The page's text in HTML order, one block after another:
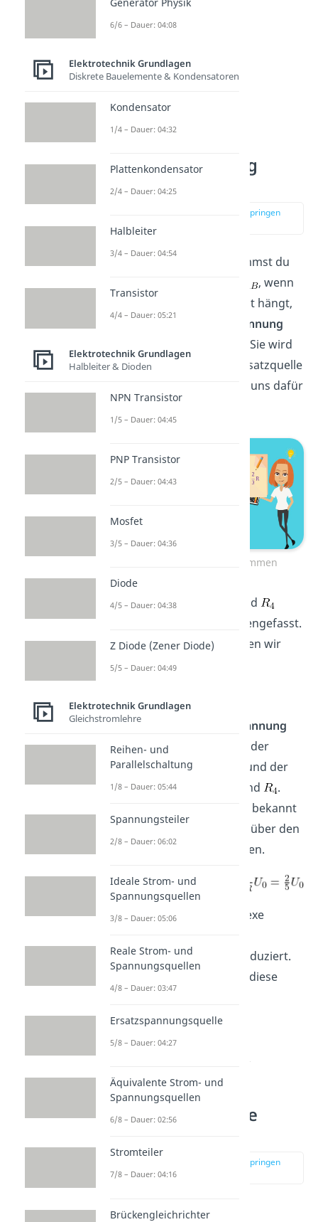
Leerlaufspannung
berechnen
zur Stelle im Video springen
Im nächsten Schritt bestimmst du
, wenn
an den Klemmen keine Last hängt,
wird diese als
Leerlaufspannung
der Schaltung bezeichnet. Sie wird
der Spannung
deiner Ersatzquelle
entsprechen. Wir schauen uns dafür
folgende Schaltung an:
Leerlaufspannung bestimmen
Die Widerstände
und
haben wir schon zusammengefasst.
Und dieses Ergebnis können wir
jetzt verwenden.
Die gesuchte
Klemmenspannung
liegt in diesem Fall an der
Parallelschaltung
und der
Reihenschaltung aus
und
.
bekannt
ist, kannst du
einfach über den
Spannungsteiler
bestimmen.
Damit hast du eine komplexe
Ersatzspannungsquelle
reduziert.
Zusammengefasst gilt für diese
Schaltung also.
Ersatzstromquelle
zur Stelle im Video springen
(03:34)
Alternativ zur
6/6 – Dauer: 04:08
Elektrotechnik Grundlagen
Diskrete Bauelemente & Kondensatoren
Kondensator
1/4 – Dauer: 04:32
Plattenkondensator
2/4 – Dauer: 04:25
Halbleiter
3/4 – Dauer: 04:54
Transistor
4/4 – Dauer: 05:21
Elektrotechnik Grundlagen
Halbleiter & Dioden
NPN Transistor
1/5 – Dauer: 04:45
PNP Transistor
2/5 – Dauer: 04:43
Mosfet
3/5 – Dauer: 04:36
Diode
4/5 – Dauer: 04:38
Z Diode (Zener Diode)
5/5 – Dauer: 04:49
Elektrotechnik Grundlagen
Gleichstromlehre
Reihen- und
Parallelschaltung
1/8 – Dauer: 05:44
Spannungsteiler
2/8 – Dauer: 06:02
Ideale Strom- und
Spannungsquellen
3/8 – Dauer: 05:06
Reale Strom- und
Spannungsquellen
4/8 – Dauer: 03:47
Ersatzspannungsquelle
5/8 – Dauer: 04:27
Äquivalente Strom- und
Spannungsquellen
6/8 – Dauer: 02:56
Stromteiler
7/8 – Dauer: 04:16
Brückengleichrichter